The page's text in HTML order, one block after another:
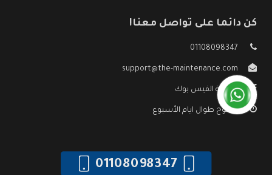
كن دائما على تواصل معنا!
01108098347
support@the-maintenance.com
صفحة الفيس بوك
مفتوح طوال ايام الأسبوع
01108098347